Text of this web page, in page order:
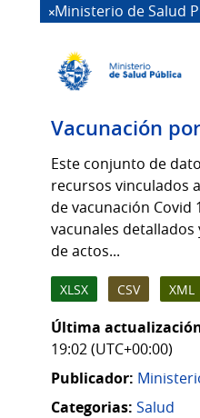
Ministerio de Salud
Vacunación
Este conjunto de
recursos vinculados
de vacunación Covid
vacunales
de actos...
XLSX CSV XML
Última
19:02 (UTC+00:00)
Publicador:
Categorias: Salud